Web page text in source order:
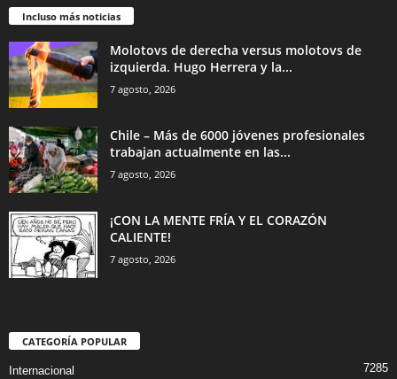
Incluso más noticias
Molotovs de derecha versus molotovs de
izquierda. Hugo Herrera y la...
7 agosto, 2026
Chile – Más de 6000 jóvenes profesionales
trabajan actualmente en las...
7 agosto, 2026
¡CON LA MENTE FRÍA Y EL CORAZÓN
CALIENTE!
7 agosto, 2026
CATEGORÍA POPULAR
Internacional 7285